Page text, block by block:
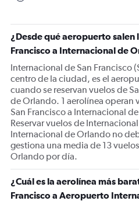
¿Desde qué aeropuerto salen
Francisco a Internacional de
Internacional de San Francisco
centro de la ciudad, es el
cuando se reservan vuelos de
de Orlando. 1 aerolínea operan
San Francisco a Internacional
Reservar vuelos de
Internacional de Orlando no
gestiona una media de 13
Orlando por día.
¿Cuál es la aerolínea más
Francisco a Aeropuerto